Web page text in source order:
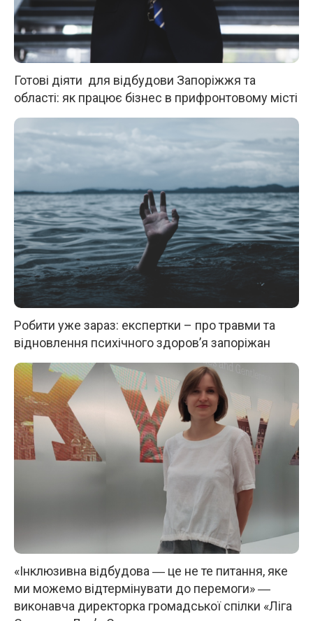
Готові діяти для відбудови Запоріжжя та
області: як працює бізнес в прифронтовому місті
Робити уже зараз: експертки – про травми та
відновлення психічного здоров’я запоріжан
«Інклюзивна відбудова ― це не те питання, яке
ми можемо відтермінувати до перемоги» ―
виконавча директорка громадської спілки «Ліга